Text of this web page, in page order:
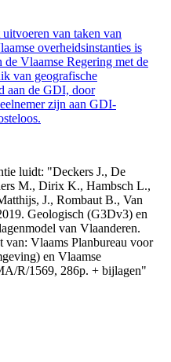
van taken van
overheidsinstanties is
Vlaamse Regering met de
van geografische
aan de GDI, door
zijn aan GDI-
luidt: "Deckers J., De
M., Dirix K., Hambsch L.,
J., Rombaut B., Van
Geologisch (G3Dv3) en
van Vlaanderen.
van: Vlaams Planbureau voor
en Vlaamse
R/1569, 286p. + bijlagen"